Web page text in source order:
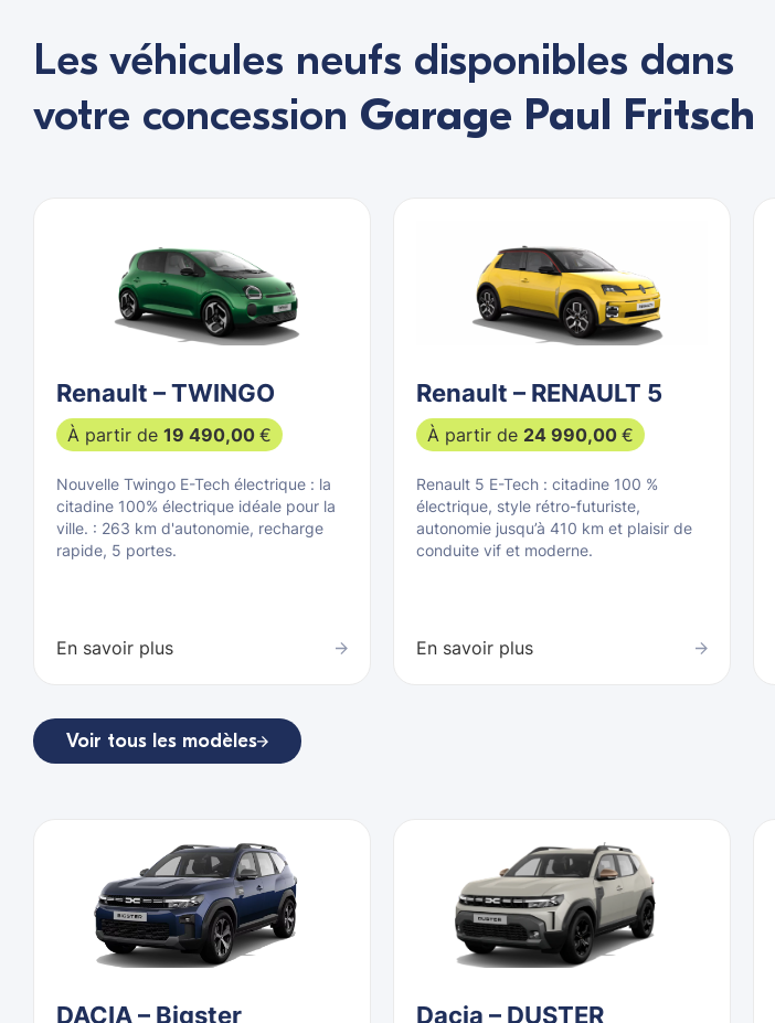
Les véhicules neufs disponibles dans
votre concession Garage Paul Fritsch
Renault – TWINGO
À partir de 19 490,00 €
Nouvelle Twingo E-Tech électrique : la
citadine 100% électrique idéale pour la
ville. : 263 km d'autonomie, recharge
rapide, 5 portes.
En savoir plus
Renault – RENAULT 5
À partir de 24 990,00 €
Renault 5 E-Tech : citadine 100 %
électrique, style rétro-futuriste,
autonomie jusqu’à 410 km et plaisir de
conduite vif et moderne.
En savoir plus
Voir tous les modèles
DACIA – Bigster Dacia – DUSTER